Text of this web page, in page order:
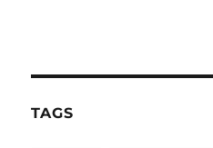
TAGS